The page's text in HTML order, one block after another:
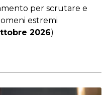
per scrutare e
estremi
2026)